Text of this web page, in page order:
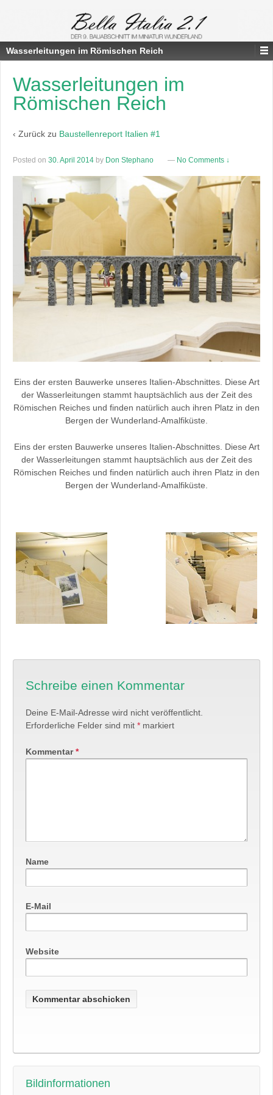
Wasserleitungen im Römischen Reich
Wasserleitungen im
Römischen Reich
‹ Zurück zu Baustellenreport Italien #1
Posted on 30. April 2014 by Don Stephano — No Comments ↓
Eins der ersten Bauwerke unseres Italien-Abschnittes. Diese Art
der Wasserleitungen stammt hauptsächlich aus der Zeit des
Römischen Reiches und finden natürlich auch ihren Platz in den
Bergen der Wunderland-Amalfiküste.
Eins der ersten Bauwerke unseres Italien-Abschnittes. Diese Art
der Wasserleitungen stammt hauptsächlich aus der Zeit des
Römischen Reiches und finden natürlich auch ihren Platz in den
Bergen der Wunderland-Amalfiküste.
Schreibe einen Kommentar
Deine E-Mail-Adresse wird nicht veröffentlicht.
Erforderliche Felder sind mit * markiert
Kommentar*
Name
E-Mail
Website
Bildinformationen